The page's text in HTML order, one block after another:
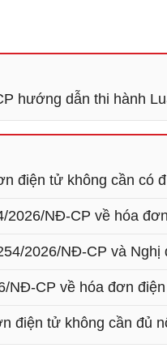
hướng dẫn thi hành
điện tử không cần có
2026/NĐ-CP về hóa
2026/NĐ-CP và
NĐ-CP về hóa đơn
điện tử không cần đủ